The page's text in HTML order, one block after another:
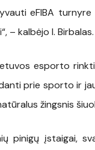
eFIBA
– kalbėjo I. Birbalas.
esporto
prie sporto ir
žingsnis
pinigų įstaigai,